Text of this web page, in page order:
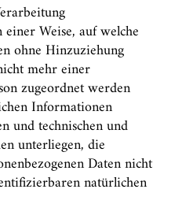
Weise, auf welche
ohne Hinzuziehung
mehr einer
zugeordnet werden
Informationen
und technischen und
unterliegen, die
Daten nicht
natürlichen